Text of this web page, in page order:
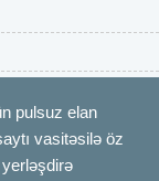
pulsuz elan
vasitəsilə öz
yerləşdirə